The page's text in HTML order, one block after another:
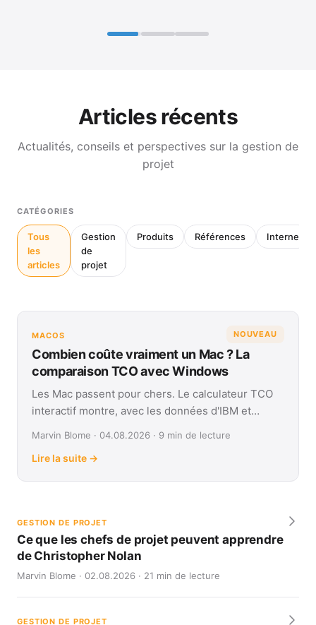
Articles récents
Actualités, conseils et perspectives sur la gestion de
projet
CATÉGORIES
Tous
les
articles
Gestion
de
projet
Produits Références Interne
NOUVEAU
MACOS
Combien coûte vraiment un Mac ? La
comparaison TCO avec Windows
Les Mac passent pour chers. Le calculateur TCO
interactif montre, avec les données d'IBM et
Marvin Blome · 04.08.2026 · 9 min de lecture
Lire la suite →
GESTION DE PROJET
Ce que les chefs de projet peuvent apprendre
de Christopher Nolan
Marvin Blome · 02.08.2026 · 21 min de lecture
GESTION DE PROJET